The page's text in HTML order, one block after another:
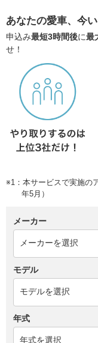
あなたの愛車、今
申込み最短3時間後に最
せ！
※1：本サービスで実施の
年5月）
メーカー
モデル
年式